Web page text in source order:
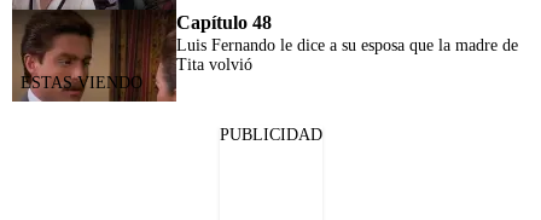
Capítulo 48
Luis Fernando le dice a su esposa que la madre de
Tita volvió
PUBLICIDAD